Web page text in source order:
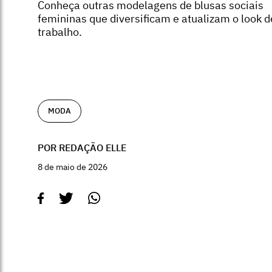
Conheça outras modelagens de blusas sociais
femininas que diversificam e atualizam o look
trabalho.
MODA
POR REDAÇÃO ELLE
8 de maio de 2026